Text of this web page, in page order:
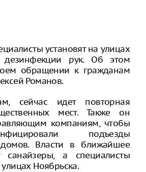
установят на улицах
рук. Об этом
обращении к гражданам
Романов.
сейчас идет повторная
мест. Также он
компаниям, чтобы
подъезды
домов. Власти в ближайшее
санайзеры, а специалисты
Ноябрьска.